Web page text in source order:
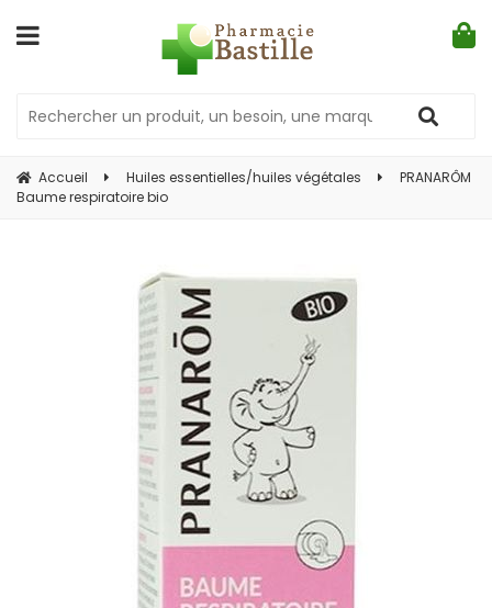
Accueil Huiles essentielles/huiles végétales
PRANARÔM
Baume respiratoire bio